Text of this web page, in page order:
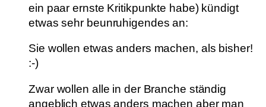
ein paar ernste Kritikpunkte habe) kündigt
etwas sehr beunruhigendes an:
Sie wollen etwas anders machen, als bisher!
:-)
Zwar wollen alle in der Branche ständig
angeblich etwas anders machen aber man